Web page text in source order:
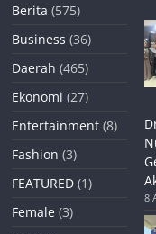
Berita (575)
Business (36)
Daerah (465)
Ekonomi (27)
Entertainment (8)
Fashion (3)
FEATURED (1)
Female (3)
8